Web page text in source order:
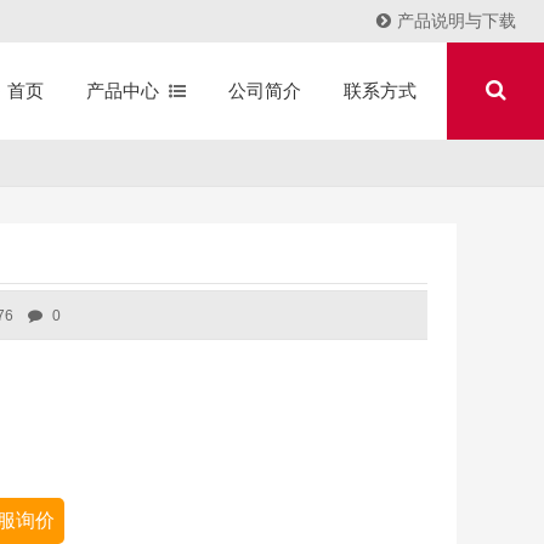
产品说明与下载
首页 产品中心 公司简介 联系方式
0
询价